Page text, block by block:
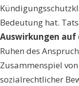
Bedeutung hat.
Auswirkungen auf
Ruhen des
Zusammenspiel
sozialrechtlicher